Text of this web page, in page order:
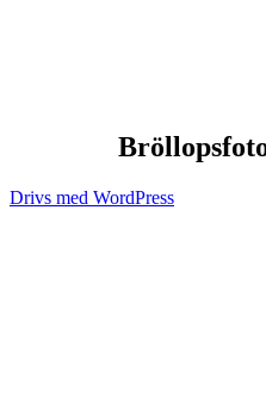
Drivs med WordPress